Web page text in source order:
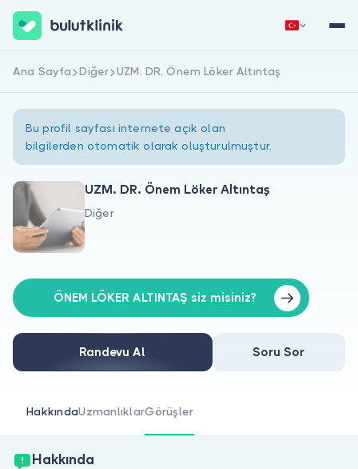
Hakkımızda
Doktorlar için
Doktor musunuz?
Hemen Kaydol Giriş Yap
Ana Sayfa Diğer UZM. DR. Önem Löker Altıntaş
Bu profil sayfası internete açık olan
bilgilerden otomatik olarak oluşturulmuştur.
UZM. DR. Önem Löker Altıntaş
Diğer
ÖNEM LÖKER ALTINTAŞ siz misiniz?
Randevu Al Soru Sor
HakkındaUzmanlıklarGörüşler
Hakkında